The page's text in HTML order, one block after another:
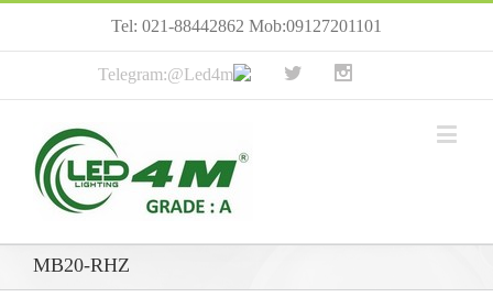
Tel: 021-88442862 Mob:09127201101
MB20-RHZ